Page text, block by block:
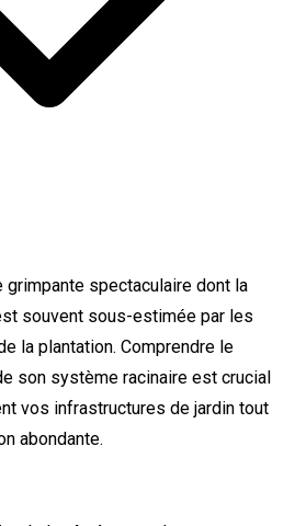
grimpante spectaculaire dont la
souvent sous-estimée par les
la plantation. Comprendre le
son système racinaire est crucial
vos infrastructures de jardin tout
abondante.